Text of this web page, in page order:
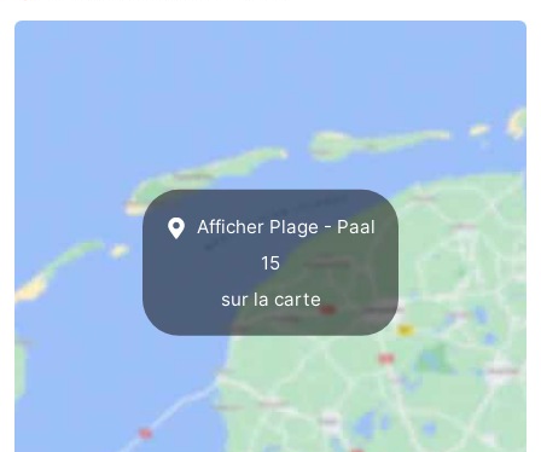
du
Randonnée
-
Promenade
sur
les
Observation
des
phoques
Boire
et
Événements
Afficher Plage - Paal
15
sur la carte